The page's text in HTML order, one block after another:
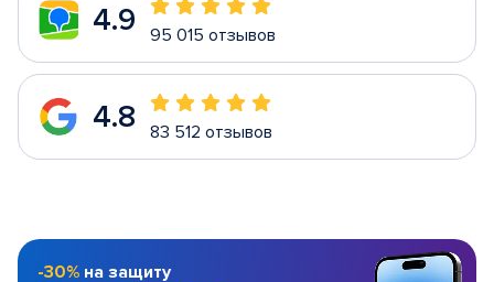
4.9 95 015 отзывов
4.8 83 512 отзывов
-30% на защиту